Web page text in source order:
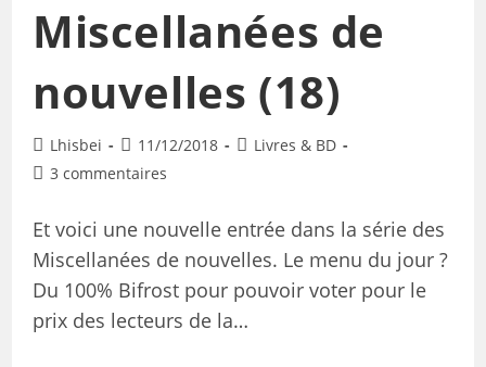
Miscellanées de
nouvelles (18)
Lhisbei 11/12/2018
Livres & BD
3 commentaires
Et voici une nouvelle entrée dans la série des
Miscellanées de nouvelles. Le menu du jour ?
Du 100% Bifrost pour pouvoir voter pour le
prix des lecteurs de la…